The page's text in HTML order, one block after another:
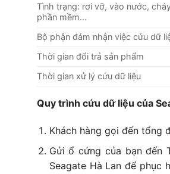
Tình trạng: rơi vỡ, vào nước,
phần mềm…
Bộ phận đảm nhận việc cứu dữ
Thời gian đổi trả sản phẩm
Thời gian xử lý cứu dữ liệu
Quy trình cứu dữ liệu của
Khách hàng gọi đến tổng
Gửi ổ cứng của bạn đến
Seagate Hà Lan để